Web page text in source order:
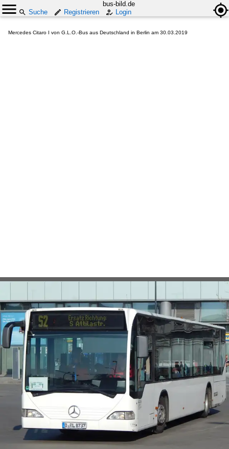
bus-bild.de
Suche
Registrieren Login
Mercedes Citaro I von G.L.O.-Bus aus Deutschland in Berlin am 30.03.2019